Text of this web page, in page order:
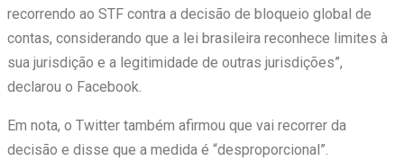
recorrendo ao STF contra a decisão de bloqueio global de
contas, considerando que a lei brasileira reconhece limites à
sua jurisdição e a legitimidade de outras jurisdições”,
declarou o Facebook.
Em nota, o Twitter também afirmou que vai recorrer da
decisão e disse que a medida é “desproporcional”.